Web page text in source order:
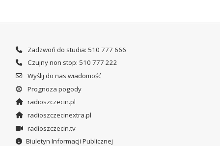
Zadzwoń do studia: 510 777 666
Czujny non stop: 510 777 222
Wyślij do nas wiadomość
Prognoza pogody
radioszczecin.pl
radioszczecinextra.pl
radioszczecin.tv
Biuletyn Informacji Publicznej